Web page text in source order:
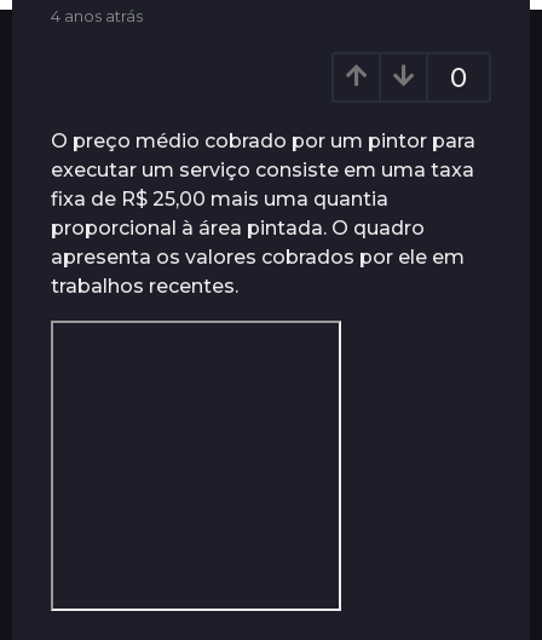
t
4
a
n
o
s
a
b
n
u
s
4 anos atrás
t
r
á
s
0
O preço médio cobrado por um pintor para
executar um serviço consiste em uma taxa
fixa de R$ 25,00 mais uma quantia
proporcional à área pintada. O quadro
apresenta os valores cobrados por ele em
trabalhos recentes.